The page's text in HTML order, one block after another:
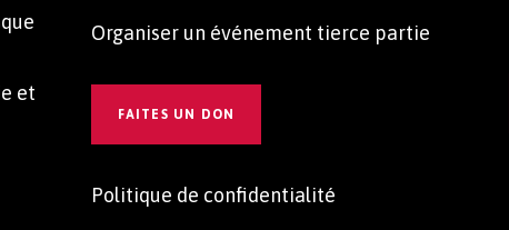
et
Organiser un événement tierce partie
FAITES UN DON
Politique de confidentialité